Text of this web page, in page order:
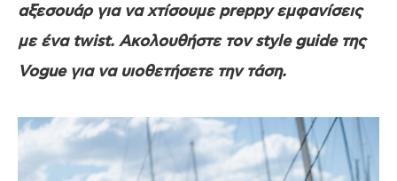
αξεσουάρ για να χτίσουμε preppy εμφανίσεις
με ένα twist. Ακολουθήστε τον style guide της
Vogue για να υιοθετήσετε την τάση.